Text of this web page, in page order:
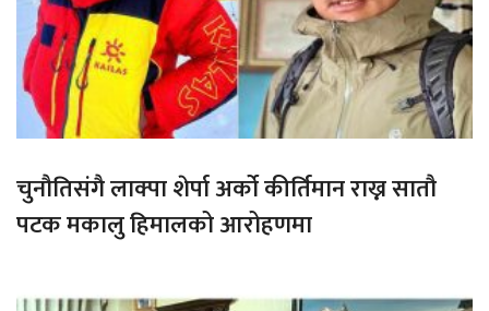
चुनौतिसंगै लाक्पा शेर्पा अर्को कीर्तिमान राख्न सातौ
पटक मकालु हिमालको आरोहणमा